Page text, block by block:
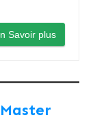
Savoir plus